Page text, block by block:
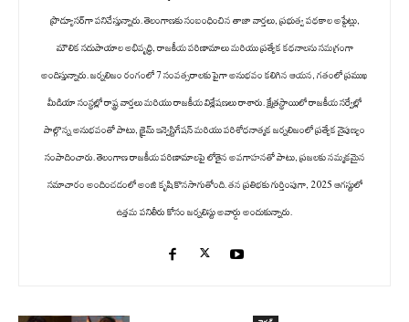
ప్రొడ్యూసర్‌గా పనిచేస్తున్నారు. తెలంగాణకు సంబంధించిన తాజా వార్తలు, ప్రభుత్వ పథకాల అప్డేట్లు,
మౌలిక సదుపాయాల అభివృద్ధి, రాజకీయ పరిణామాలు మరియు ప్రత్యేక కథనాలను సమగ్రంగా
అందిస్తున్నారు. జర్నలిజం రంగంలో 7 సంవత్సరాలకు పైగా అనుభవం కలిగిన ఆయన, గతంలో ప్రముఖ
మీడియా సంస్థల్లో రాష్ట్ర వార్తలు మరియు రాజకీయ విశ్లేషణలు రాశారు. క్షేత్రస్థాయిలో రాజకీయ సర్వేల్లో
పాల్గొన్న అనుభవంతో పాటు, క్రైమ్ ఇన్వెస్టిగేషన్ మరియు పరిశోధనాత్మక జర్నలిజంలో ప్రత్యేక నైపుణ్యం
సంపాదించారు. తెలంగాణ రాజకీయ పరిణామాలపై లోతైన అవగాహనతో పాటు, ప్రజలకు నమ్మకమైన
సమాచారం అందించడంలో అంజి కృషి కొనసాగుతోంది. తన ప్రతిభకు గుర్తింపుగా, 2025 ఆగస్టులో
ఉత్తమ పనితీరు కోసం జర్నలిస్టు అవార్డు అందుకున్నారు.